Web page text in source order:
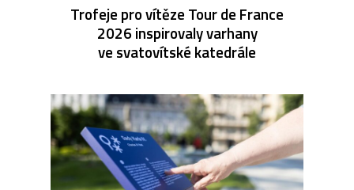
Trofeje pro vítěze Tour de France
2026 inspirovaly varhany
ve svatovítské katedrále